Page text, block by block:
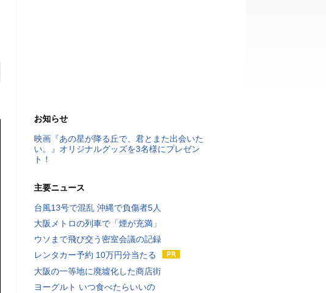
お知らせ
映画『あの星が降る丘で、君とまた出会いた
い。』オリジナルグッズを3名様にプレゼン
ト！
主要ニュース
台風13号で混乱 沖縄で負傷者5人
大阪メトロの列車で「煙が充満」
ウソまで飛び交う密室会議の記録
レンタカー予約 10万円分当たる
大阪の一等地に廃墟化した商店街
ヨーグルト いつ食べたらいいの